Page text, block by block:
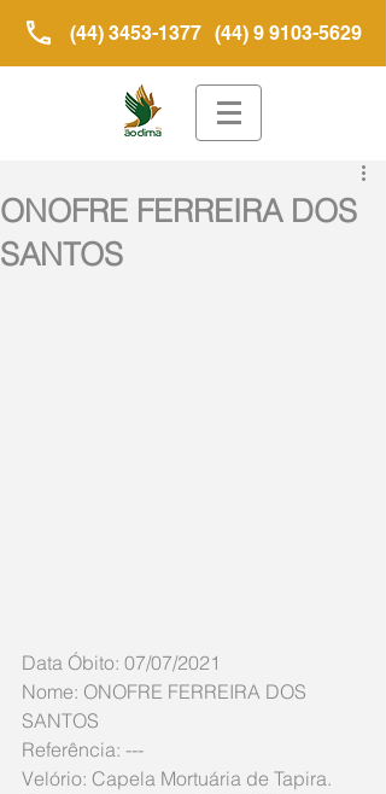
(44) 3453-1377 (44) 9 9103-5629
ONOFRE FERREIRA DOS
SANTOS
Data Óbito: 07/07/2021
Nome: ONOFRE FERREIRA DOS
SANTOS
Referência: ---
Velório: Capela Mortuária de Tapira.